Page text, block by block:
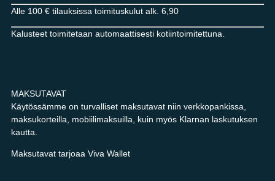
Alle 100 € tilauksissa toimituskulut alk. 6,90
Kalusteet toimitetaan automaattisesti kotiintoimitettuna.
MAKSUTAVAT
Käytössämme on turvalliset maksutavat niin verkkopankissa,
maksukorteilla, mobiilimaksuilla, kuin myös Klarnan laskutuksen
kautta.
Maksutavat tarjoaa Viva Wallet